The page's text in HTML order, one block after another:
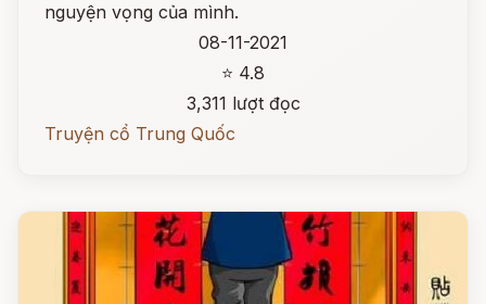
nguyện vọng của mình.
08-11-2021
⭐ 4.8
3,311 lượt đọc
Truyện cổ Trung Quốc